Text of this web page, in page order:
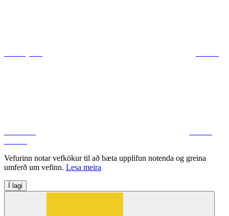
Vefurinn notar vefkökur til að bæta upplifun notenda og greina
umferð um vefinn. Lesa meira
Í lagi